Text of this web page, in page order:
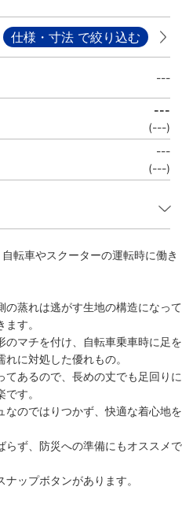
仕様・寸法 で絞り込む
---
---
(---)
---
(---)
転車やスクーターの運転時に働き
の蒸れは逃がす生地の構造になって
す。
のマチを付け、自転車乗車時に足を
に対処した優れもの。
てあるので、長めの丈でも足回りに
す。
なのではりつかず、快適な着心地を
らず、防災への準備にもオススメで
ップボタンがあります。